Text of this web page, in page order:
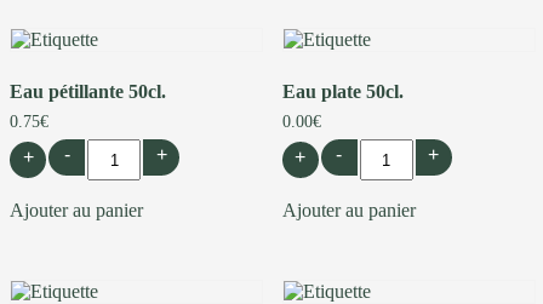
Eau pétillante 50cl.
0.75€
+ - +
Ajouter au panier
Eau plate 50cl.
0.00€
+ - +
Ajouter au panier